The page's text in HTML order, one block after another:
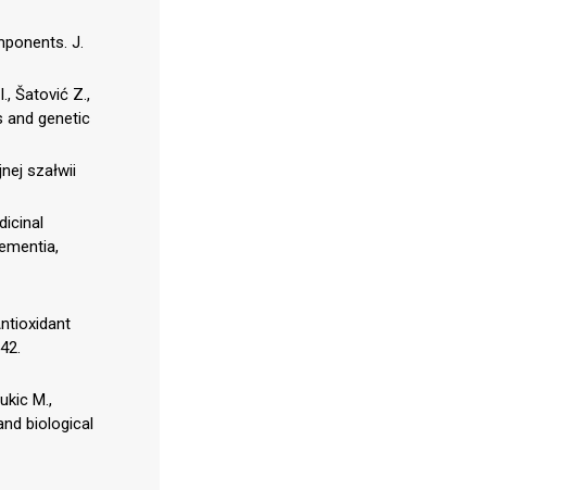
J.
Šatović Z.,
and genetic
szałwii
M.,
biological